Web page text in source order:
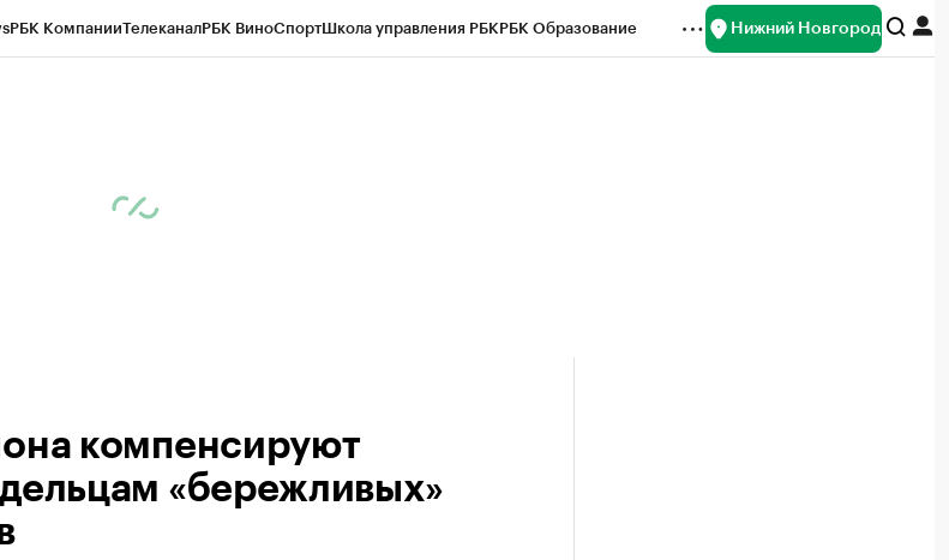
РБК КомпанииТелеканалРБК ВиноСпортШкола управления РБКРБК Образование Нижний Новгород
компенсируют
«бережливых»